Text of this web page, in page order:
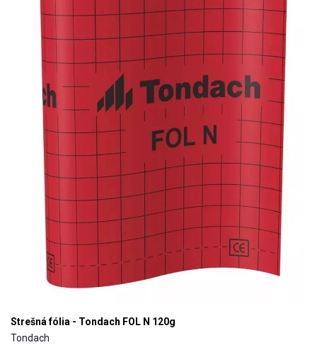
Strešná fólia - Tondach FOL N 120g
Tondach